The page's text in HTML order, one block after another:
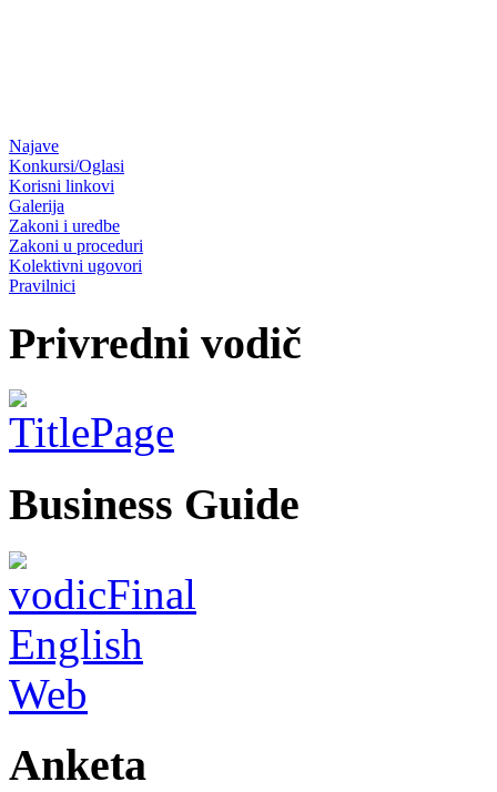
Najave
Konkursi/Oglasi
Korisni linkovi
Galerija
Zakoni i uredbe
Zakoni u proceduri
Kolektivni ugovori
Pravilnici
Privredni vodič
Business Guide
Anketa